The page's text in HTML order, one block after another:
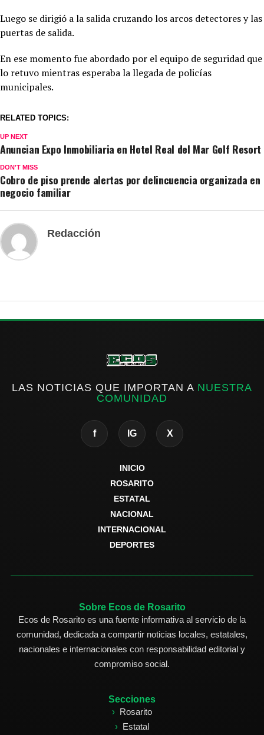
Luego se dirigió a la salida cruzando los arcos detectores y las
puertas de salida.
En ese momento fue abordado por el equipo de seguridad que
lo retuvo mientras esperaba la llegada de policías
municipales.
RELATED TOPICS:
UP NEXT
Anuncian Expo Inmobiliaria en Hotel Real del Mar Golf Resort
DON'T MISS
Cobro de piso prende alertas por delincuencia organizada en
negocio familiar
Redacción
LAS NOTICIAS QUE IMPORTAN A NUESTRA
COMUNIDAD
f IG X
INICIO
ROSARITO
ESTATAL
NACIONAL
INTERNACIONAL
DEPORTES
Sobre Ecos de Rosarito
Ecos de Rosarito es una fuente informativa al servicio de la
comunidad, dedicada a compartir noticias locales, estatales,
nacionales e internacionales con responsabilidad editorial y
compromiso social.
Secciones
Rosarito
Estatal